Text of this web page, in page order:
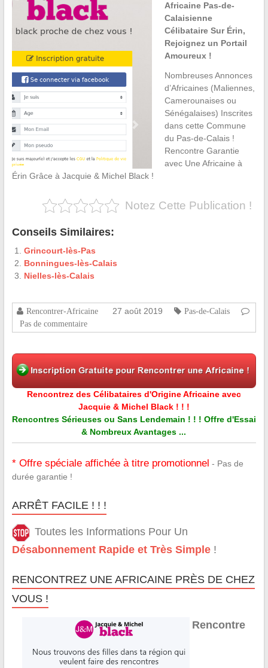
Africaine Pas-de-
Calaisienne
Célibataire Sur Érin,
Rejoignez un Portail
Amoureux !
Nombreuses Annonces
d’Africaines (Maliennes,
Camerounaises ou
Sénégalaises) Inscrites
dans cette Commune
du Pas-de-Calais !
Rencontre Garantie
avec Une Africaine à
Érin Grâce à Jacquie & Michel Black !
Notez Cette Publication !
Conseils Similaires:
Grincourt-lès-Pas
Bonningues-lès-Calais
Nielles-lès-Calais
Rencontrer-Africaine 27 août 2019
Pas-de-Calais
Pas de commentaire
Rencontrez des Célibataires d'Origine Africaine avec
Jacquie & Michel Black ! ! !
Rencontres Sérieuses ou Sans Lendemain ! ! ! Offre d'Essai
& Nombreux Avantages ...
* Offre spéciale affichée à titre promotionnel - Pas de
durée garantie !
ARRÊT FACILE ! ! !
Toutes les Informations Pour Un
Désabonnement Rapide et Très Simple!
RENCONTREZ UNE AFRICAINE PRÈS DE CHEZ
VOUS !
Rencontre